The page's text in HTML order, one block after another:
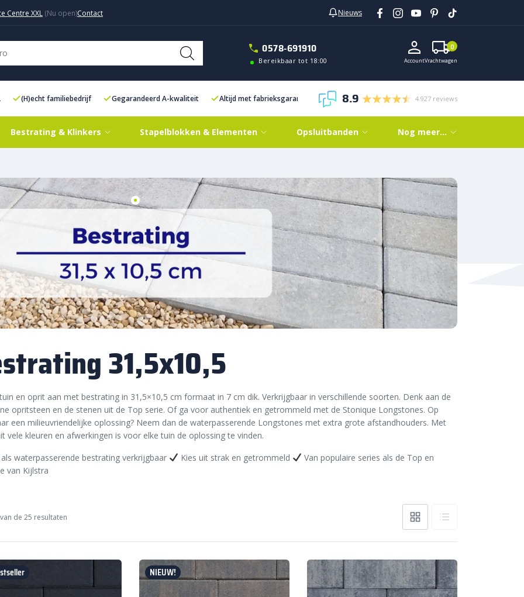
Centre XXL Contact Nieuws
0578-691910
Bereikbaar tot 18:00 AccountVrachtwagen
0
(H)echt familiebedrijf Gegarandeerd A-kwaliteit Altijd met fabrieksgarantie 8.9 4.927 reviews
Bestrating & Klinkers Stapelblokken & Elementen Opsluitbanden Nog meer…
31,5x10,5
en oprit aan met bestrating in 31,5×10,5 cm formaat in 7 cm dik. Verkrijgbaar in verschillende soorten. Denk aan de
opritsteen en de stenen uit de Top serie. Of ga voor authentiek en getrommeld met de Stonique Longstones. Op
een milieuvriendelijke oplossing? Neem dan de waterpasserende Longstones met extra grote afstandhouders. Met
vele kleuren en afwerkingen is voor elke tuin de oplossing te vinden.
waterpasserende bestrating verkrijgbaar
Kies uit strak en getrommeld
Van populaire series als de Top en
van Kijlstra
van de 25 resultaten
NIEUW!